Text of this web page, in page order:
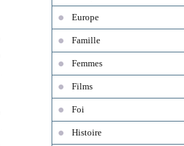
Europe
Famille
Femmes
Films
Foi
Histoire